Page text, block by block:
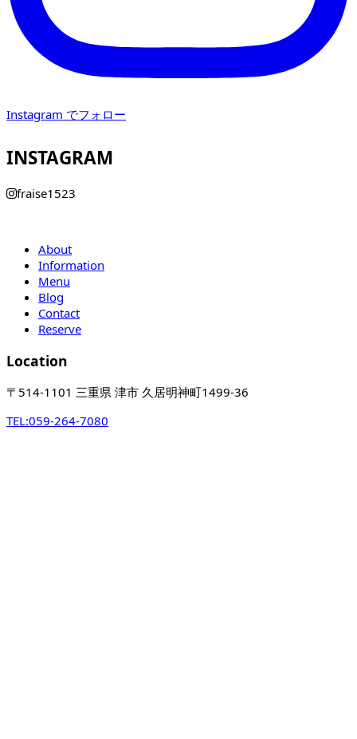
Instagram でフォロー
INSTAGRAM
fraise1523
About
Information
Menu
Blog
Contact
Reserve
Location
〒514-1101 三重県 津市 久居明神町1499-36
TEL:059-264-7080